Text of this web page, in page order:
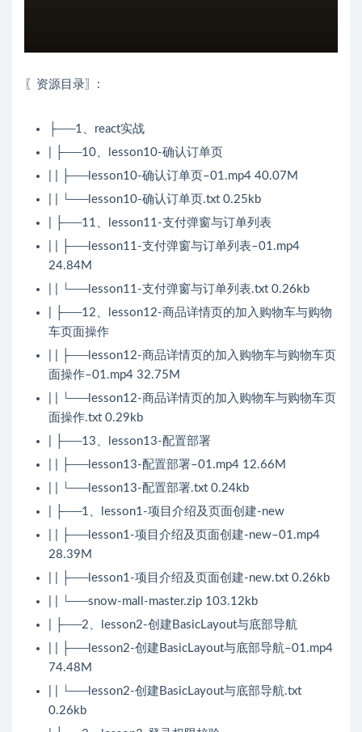
〖资源目录〗:
├──1、react实战
| ├──10、lesson10-确认订单页
| | ├──lesson10-确认订单页–01.mp4 40.07M
| | └──lesson10-确认订单页.txt 0.25kb
| ├──11、lesson11-支付弹窗与订单列表
| | ├──lesson11-支付弹窗与订单列表–01.mp4
24.84M
| | └──lesson11-支付弹窗与订单列表.txt 0.26kb
| ├──12、lesson12-商品详情页的加入购物车与购物
车页面操作
| | ├──lesson12-商品详情页的加入购物车与购物车页
面操作–01.mp4 32.75M
| | └──lesson12-商品详情页的加入购物车与购物车页
面操作.txt 0.29kb
| ├──13、lesson13-配置部署
| | ├──lesson13-配置部署–01.mp4 12.66M
| | └──lesson13-配置部署.txt 0.24kb
| ├──1、lesson1-项目介绍及页面创建-new
| | ├──lesson1-项目介绍及页面创建-new–01.mp4
28.39M
| | ├──lesson1-项目介绍及页面创建-new.txt 0.26kb
| | └──snow-mall-master.zip 103.12kb
| ├──2、lesson2-创建BasicLayout与底部导航
| | ├──lesson2-创建BasicLayout与底部导航–01.mp4
74.48M
| | └──lesson2-创建BasicLayout与底部导航.txt
0.26kb